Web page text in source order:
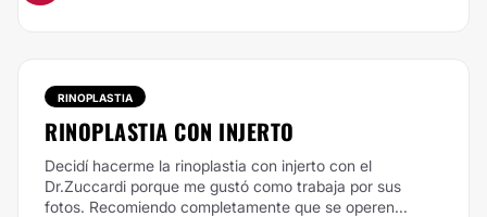
RINOPLASTIA
RINOPLASTIA CON INJERTO
Decidí hacerme la rinoplastia con injerto con el
Dr.Zuccardi porque me gustó como trabaja por sus
fotos. Recomiendo completamente que se operen...